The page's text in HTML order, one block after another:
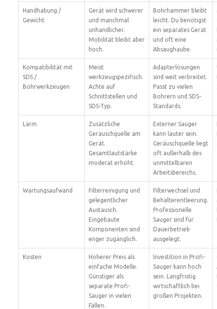
Handhabung /
Gewicht
Gerät wird schwerer
und manchmal
unhandlicher.
Mobilität bleibt aber
hoch.
Bohrhammer bleibt
leicht. Du benötigst
ein separates Gerät
und oft eine
Absaughaube.
Kompatibilität mit
SDS /
Bohrwerkzeugen
Meist
werkzeugspezifisch.
Achte auf
Schnittstellen und
SDS-Typ.
Adapterlösungen
sind weit verbreitet.
Passt zu vielen
Bohrern und SDS-
Standards.
Lärm
Zusätzliche
Geräuschquelle am
Gerät.
Gesamtlautstärke
moderat erhöht.
Externer Sauger
kann lauter sein.
Geräuschquelle liegt
oft außerhalb des
unmittelbaren
Arbeitsbereichs.
Wartungsaufwand
Filterreinigung und
gelegentlicher
Austausch.
Eingebaute
Komponenten sind
enger zugänglich.
Filterwechsel und
Behälterentleerung.
Professionelle
Sauger sind für
Dauerbetrieb
ausgelegt.
Kosten
Höherer Preis als
einfache Modelle.
Günstiger als
separate Profi-
Sauger in vielen
Fällen.
Investition in Profi-
Sauger kann hoch
sein. Langfristig
wirtschaftlich bei
großen Projekten.